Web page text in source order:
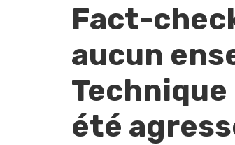
Fact-
aucun
Technique
été